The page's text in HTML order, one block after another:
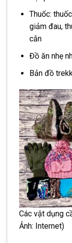
Thuốc:
giảm đau,
cắn
Đồ ăn nhẹ
Bản đồ
Các vật dụng
Ảnh: Internet)